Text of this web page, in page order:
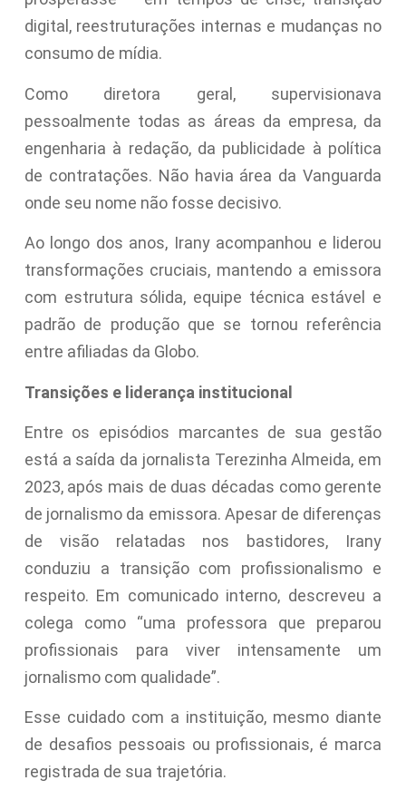
digital, reestruturações internas e mudanças no
consumo de mídia.
Como diretora geral, supervisionava
pessoalmente todas as áreas da empresa, da
engenharia à redação, da publicidade à política
de contratações. Não havia área da Vanguarda
onde seu nome não fosse decisivo.
Ao longo dos anos, Irany acompanhou e liderou
transformações cruciais, mantendo a emissora
com estrutura sólida, equipe técnica estável e
padrão de produção que se tornou referência
entre afiliadas da Globo.
Transições e liderança institucional
Entre os episódios marcantes de sua gestão
está a saída da jornalista Terezinha Almeida, em
2023, após mais de duas décadas como gerente
de jornalismo da emissora. Apesar de diferenças
de visão relatadas nos bastidores, Irany
conduziu a transição com profissionalismo e
respeito. Em comunicado interno, descreveu a
colega como “uma professora que preparou
profissionais para viver intensamente um
jornalismo com qualidade”.
Esse cuidado com a instituição, mesmo diante
de desafios pessoais ou profissionais, é marca
registrada de sua trajetória.